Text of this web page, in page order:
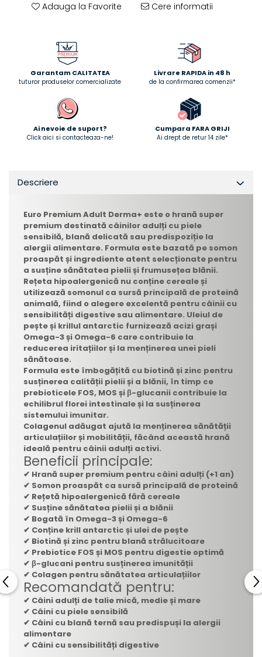
Adauga la Favorite Cere informatii
Garantam CALITATEA
tuturor produselor comercializate
Livrare RAPIDA in 48 h
de la confirmarea comenzii*
Ai nevoie de suport?
Click aici si contacteaza-ne!
Cumpara FARA GRIJI
Ai drept de retur 14 zile*
Descriere
Euro Premium Adult Derma+ este o hrană super
premium destinată câinilor adulți cu piele
sensibilă, blană delicată sau predispoziție la
alergii alimentare. Formula este bazată pe somon
proaspăt și ingrediente atent selecționate pentru
a susține sănătatea pielii și frumusețea blănii.
Rețeta hipoalergenică nu conține cereale și
utilizează somonul ca sursă principală de proteină
animală, fiind o alegere excelentă pentru câinii cu
sensibilități digestive sau alimentare. Uleiul de
pește și krillul antarctic furnizează acizi grași
Omega-3 și Omega-6 care contribuie la
reducerea iritațiilor și la menținerea unei pieli
sănătoase.
Formula este îmbogățită cu biotină și zinc pentru
susținerea calității pielii și a blănii, în timp ce
prebioticele FOS, MOS și β-glucanii contribuie la
echilibrul florei intestinale și la susținerea
sistemului imunitar.
Colagenul adăugat ajută la menținerea sănătății
articulațiilor și mobilității, făcând această hrană
ideală pentru câinii adulți activi.
Beneficii principale:
✔ Hrană super premium pentru câini adulți (+1 an)
✔ Somon proaspăt ca sursă principală de proteină
✔ Rețetă hipoalergenică fără cereale
✔ Susține sănătatea pielii și a blănii
✔ Bogată în Omega-3 și Omega-6
✔ Conține krill antarctic și ulei de pește
✔ Biotină și zinc pentru blană strălucitoare
✔ Prebiotice FOS și MOS pentru digestie optimă
✔ β-glucani pentru susținerea imunității
✔ Colagen pentru sănătatea articulațiilor
Recomandată pentru:
✔ Câini adulți de talie mică, medie și mare
✔ Câini cu piele sensibilă
✔ Câini cu blană ternă sau predispuși la alergii
alimentare
✔ Câini cu sensibilități digestive